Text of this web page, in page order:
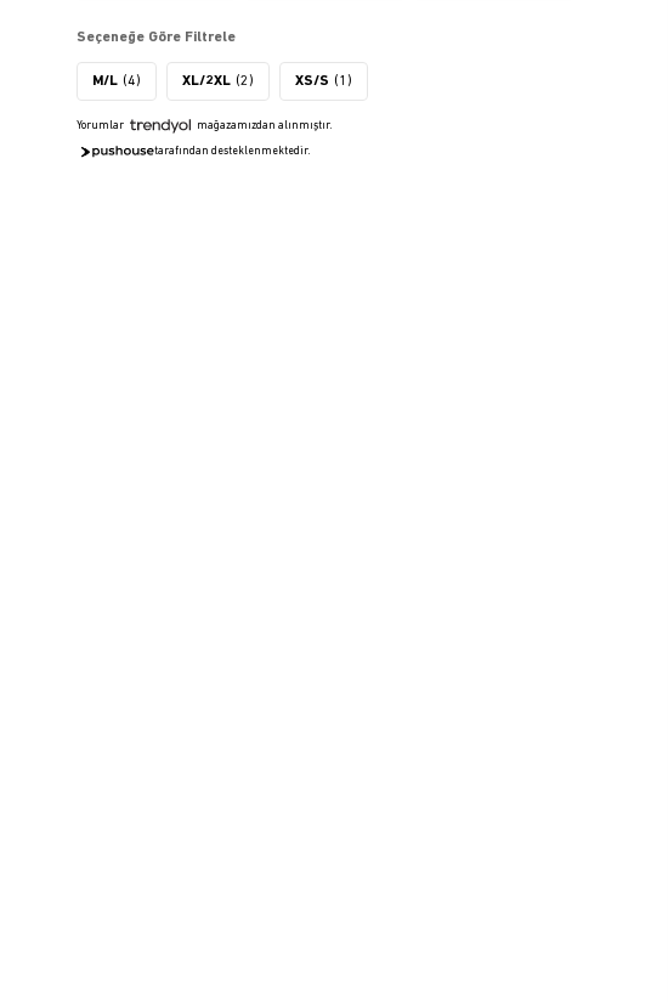
Seçeneğe Göre Filtrele
M/L (4) XL/2XL (2) XS/S (1)
Yorumlar mağazamızdan alınmıştır.
tarafından desteklenmektedir.